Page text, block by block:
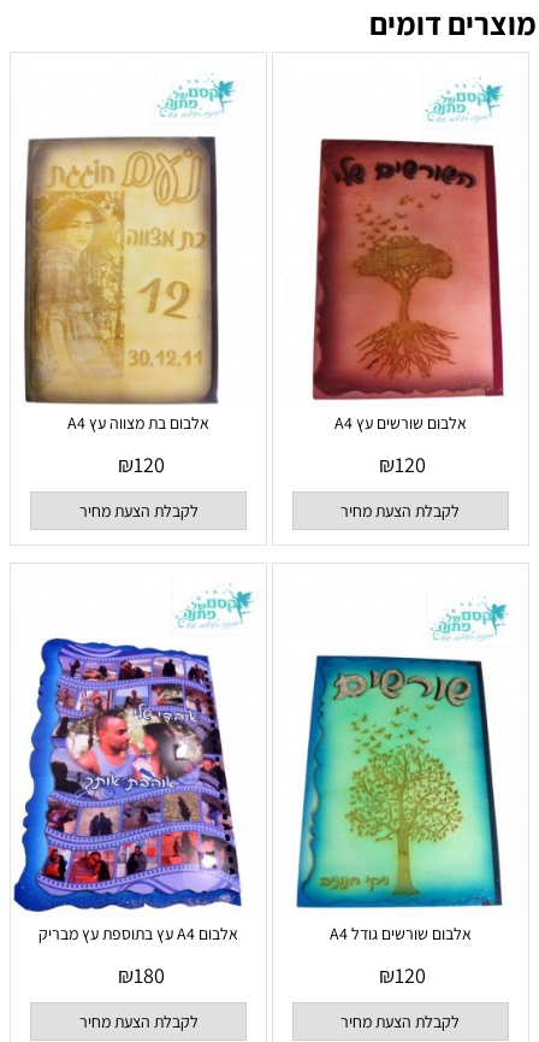
מוצרים דומים
אלבום שורשים עץ A4
₪120
לקבלת הצעת מחיר
אלבום בת מצווה עץ A4
₪120
לקבלת הצעת מחיר
אלבום שורשים גודל A4
₪120
לקבלת הצעת מחיר
אלבום A4 עץ בתוספת עץ מבריק
₪180
לקבלת הצעת מחיר